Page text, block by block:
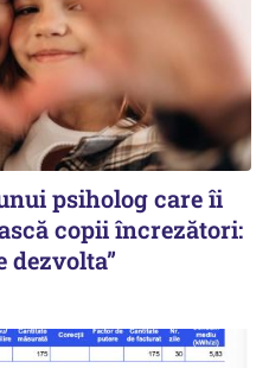
psiholog care îi
copii încrezători:
dezvolta”